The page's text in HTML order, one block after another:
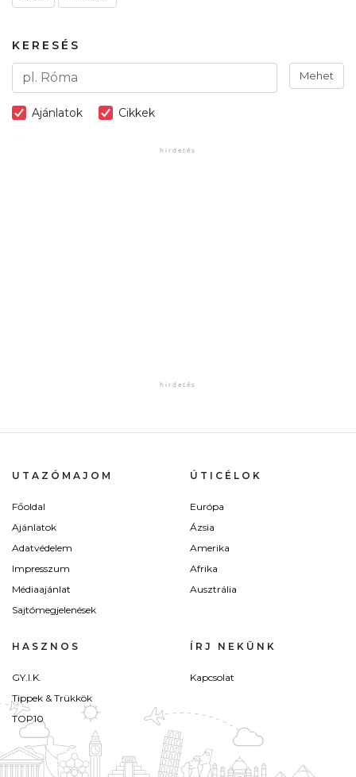
KERESÉS
Mehet
Ajánlatok Cikkek
UTAZÓMAJOM
Főoldal
Ajánlatok
Adatvédelem
Impresszum
Médiaajánlat
Sajtómegjelenések
ÚTICÉLOK
Európa
Ázsia
Amerika
Afrika
Ausztrália
HASZNOS
GY.I.K.
Tippek & Trükkök
TOP10
ÍRJ NEKÜNK
Kapcsolat